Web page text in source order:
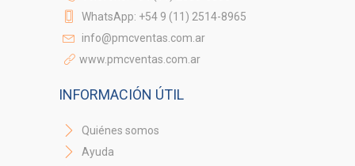
WhatsApp: +54 9 (11) 2514-8965
info@pmcventas.com.ar
www.pmcventas.com.ar
INFORMACIÓN ÚTIL
Quiénes somos
Ayuda